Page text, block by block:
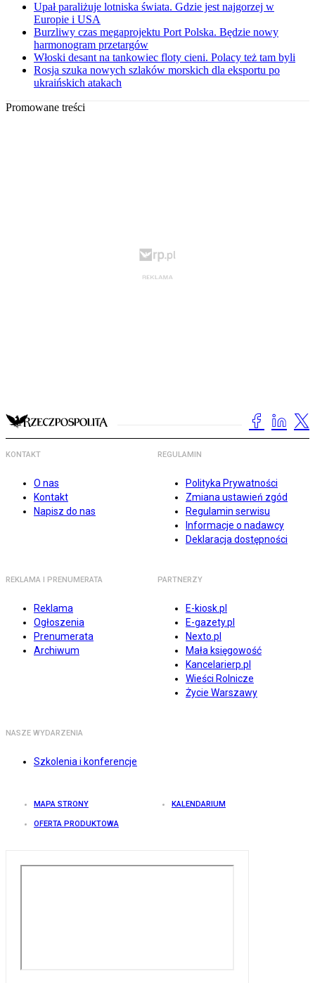
Upał paraliżuje lotniska świata. Gdzie jest najgorzej w
Europie i USA
Burzliwy czas megaprojektu Port Polska. Będzie nowy
harmonogram przetargów
Włoski desant na tankowiec floty cieni. Polacy też tam byli
Rosja szuka nowych szlaków morskich dla eksportu po
ukraińskich atakach
Promowane treści
KONTAKT
O nas
Kontakt
Napisz do nas
REGULAMIN
Polityka Prywatności
Zmiana ustawień zgód
Regulamin serwisu
Informacje o nadawcy
Deklaracja dostępności
REKLAMA I PRENUMERATA
Reklama
Ogłoszenia
Prenumerata
Archiwum
PARTNERZY
E-kiosk.pl
E-gazety.pl
Nexto.pl
Mała księgowość
Kancelarierp.pl
Wieści Rolnicze
Życie Warszawy
NASZE WYDARZENIA
Szkolenia i konferencje
MAPA STRONY KALENDARIUM
OFERTA PRODUKTOWA